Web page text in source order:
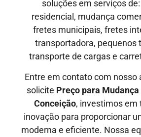
soluções em serviços
residencial, mudança
fretes municipais, fretes
transportadora, pequenos
transporte de cargas e
Entre em contato com nosso
solicite Preço para
Conceição, investimos em
inovação para proporcionar
moderna e eficiente. Nossa